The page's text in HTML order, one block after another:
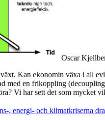
Oscar
Kan ekonomin växa i all
med en frikoppling
Vi har sett det som mycket
, energi- och klimatkriserna